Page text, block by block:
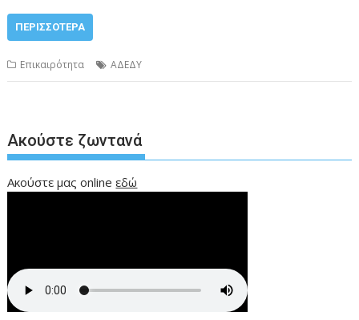
ΠΕΡΙΣΣΌΤΕΡΑ
Επικαιρότητα ΑΔΕΔΥ
Ακούστε ζωντανά
Ακούστε μας onlineεδώ